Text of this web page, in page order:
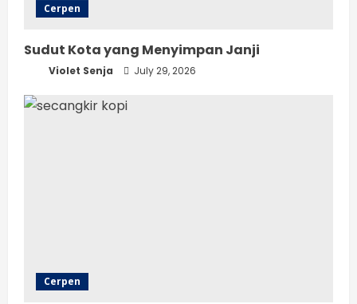
Cerpen
Sudut Kota yang Menyimpan Janji
Violet Senja July 29, 2026
Cerpen